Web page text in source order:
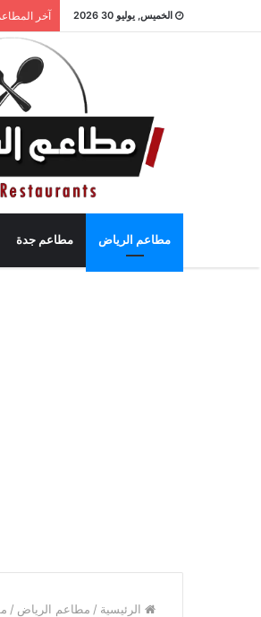
الخميس, يوليو 30 2026 آخر
مطاعم الرياض مطاعم جدة
الرئيسية / مطاعم الرياض /